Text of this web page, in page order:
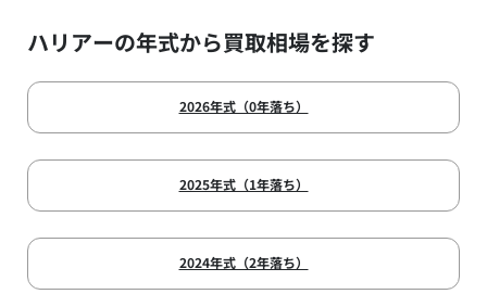
ハリアーの年式から買取相場を探す
2026年式（0年落ち）
2025年式（1年落ち）
2024年式（2年落ち）